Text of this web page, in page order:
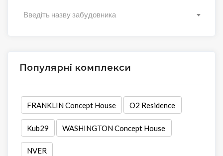
Введіть назву забудовника
Популярні комплекси
FRANKLIN Concept House O2 Residence
Kub29 WASHINGTON Concept House
NVER